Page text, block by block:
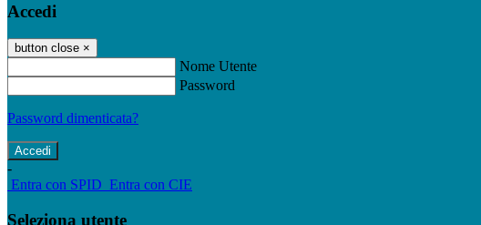
Accedi
button close ×
Nome Utente
Password
Password dimenticata?
-
Entra con SPID Entra con CIE
Seleziona utente